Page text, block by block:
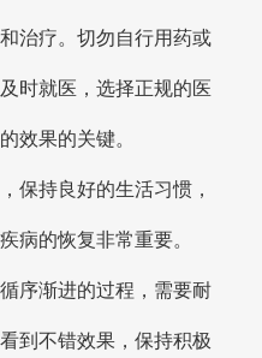
治疗。切勿自行用药或
时就医，选择正规的医
效果的关键。
保持良好的生活习惯，
病的恢复非常重要。
序渐进的过程，需要耐
到不错效果，保持积极